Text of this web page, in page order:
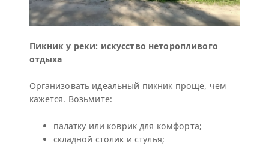
Пикник у реки: искусство неторопливого
отдыха
Организовать идеальный пикник проще, чем
кажется. Возьмите:
палатку или коврик для комфорта;
складной столик и стулья;